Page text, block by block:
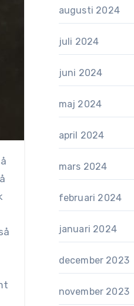
augusti 2024
juli 2024
juni 2024
maj 2024
april 2024
mars 2024
februari 2024
januari 2024
december 2023
november 2023